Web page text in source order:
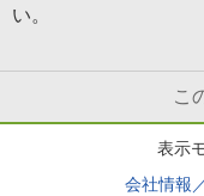
い。
こ
表示
会社情報